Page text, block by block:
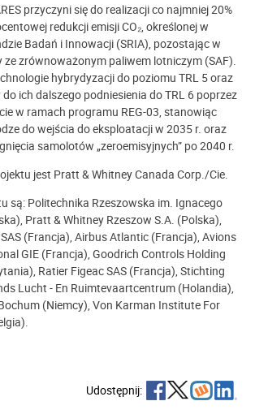
przyczyni się do realizacji co najmniej 20%
redukcji emisji CO₂, określonej w
Badań i Innowacji (SRIA), pozostając w
ze zrównoważonym paliwem lotniczym (SAF).
hybrydyzacji do poziomu TRL 5 oraz
ich dalszego podniesienia do TRL 6 poprzez
w ramach programu REG-03, stanowiąc
do wejścia do eksploatacji w 2035 r. oraz
samolotów „zeroemisyjnych” po 2040 r.
jest Pratt & Whitney Canada Corp./Cie.
są: Politechnika Rzeszowska im. Ignacego
Pratt & Whitney Rzeszow S.A. (Polska),
(Francja), Airbus Atlantic (Francja), Avions
GIE (Francja), Goodrich Controls Holding
Ratier Figeac SAS (Francja), Stichting
Lucht - En Ruimtevaartcentrum (Holandia),
(Niemcy), Von Karman Institute For
Udostępnij: